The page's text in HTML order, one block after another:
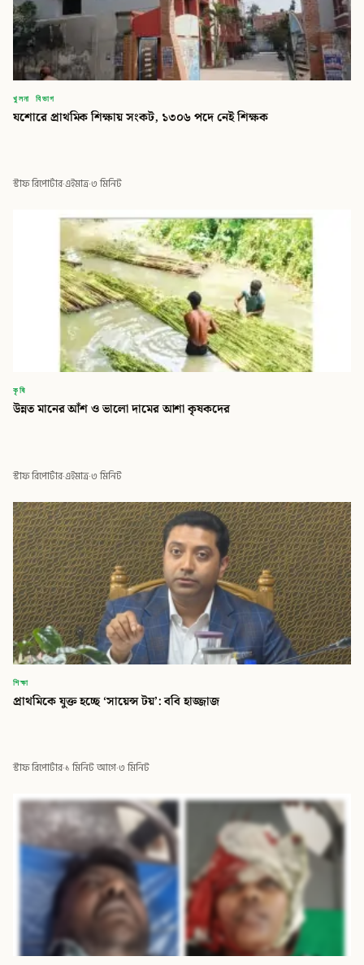
খুলনা বিভাগ
যশোরে প্রাথমিক শিক্ষায় সংকট, ১৩০৬ পদে নেই শিক্ষক
স্টাফ রিপোর্টার·এইমাত্র·৩ মিনিট
কৃষি
উন্নত মানের আঁশ ও ভালো দামের আশা কৃষকদের
স্টাফ রিপোর্টার·এইমাত্র·৩ মিনিট
শিক্ষা
প্রাথমিকে যুক্ত হচ্ছে ‘সায়েন্স টয়’: ববি হাজ্জাজ
স্টাফ রিপোর্টার·১ মিনিট আগে·৩ মিনিট